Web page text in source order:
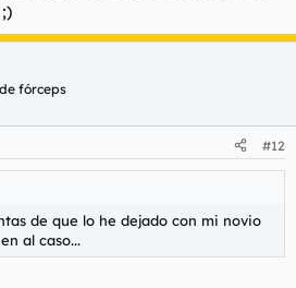
fórceps
#12
de que lo he dejado con mi novio
al caso...